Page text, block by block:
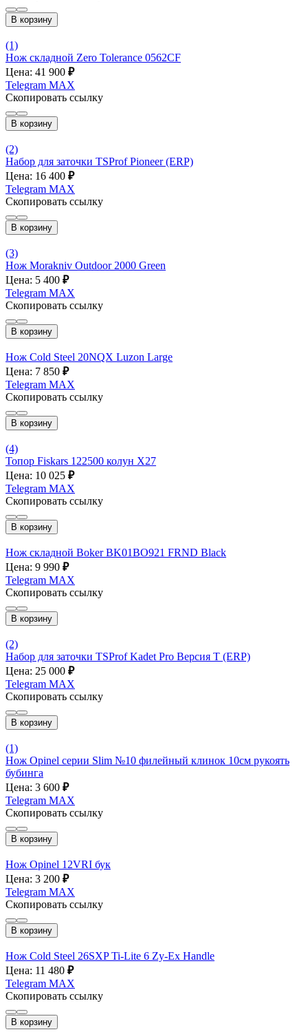
В корзину
(1)
Нож складной Zero Tolerance 0562CF
Цена: 41 900 ₽
Telegram MAX
Скопировать ссылку
В корзину
(2)
Набор для заточки TSProf Pioneer (ERP)
Цена: 16 400 ₽
Telegram MAX
Скопировать ссылку
В корзину
(3)
Нож Morakniv Outdoor 2000 Green
Цена: 5 400 ₽
Telegram MAX
Скопировать ссылку
В корзину
Нож Cold Steel 20NQX Luzon Large
Цена: 7 850 ₽
Telegram MAX
Скопировать ссылку
В корзину
(4)
Топор Fiskars 122500 колун Х27
Цена: 10 025 ₽
Telegram MAX
Скопировать ссылку
В корзину
Нож складной Boker BK01BO921 FRND Black
Цена: 9 990 ₽
Telegram MAX
Скопировать ссылку
В корзину
(2)
Набор для заточки TSProf Kadet Pro Версия Т (ERP)
Цена: 25 000 ₽
Telegram MAX
Скопировать ссылку
В корзину
(1)
Нож Opinel серии Slim №10 филейный клинок 10см рукоять
бубинга
Цена: 3 600 ₽
Telegram MAX
Скопировать ссылку
В корзину
Нож Opinel 12VRI бук
Цена: 3 200 ₽
Telegram MAX
Скопировать ссылку
В корзину
Нож Cold Steel 26SXP Ti-Lite 6 Zy-Ex Handle
Цена: 11 480 ₽
Telegram MAX
Скопировать ссылку
В корзину